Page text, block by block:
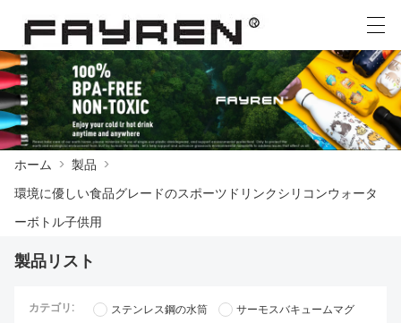
製品
ニュース
ケース
العربية Deutsch Ελληνική γλώσσα English
ホーム > 製品 >
環境に優しい食品グレードのスポーツドリンクシリコンウォータ
ーボトル子供用
製品リスト
カテゴリ: ステンレス鋼の水筒
サーモスバキュームマグ